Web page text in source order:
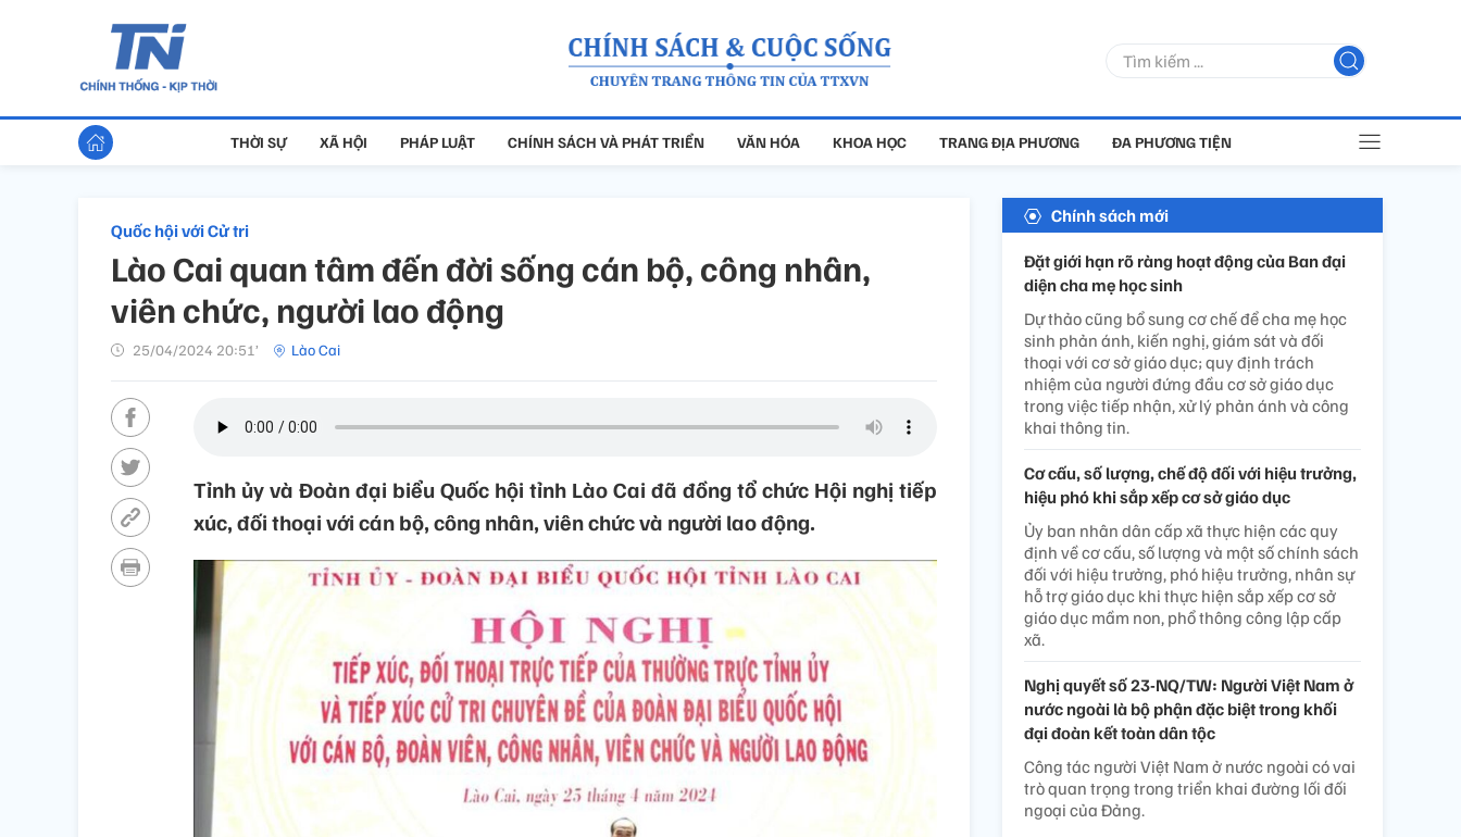
THỜI SỰ XÃ HỘI PHÁP LUẬT CHÍNH SÁCH VÀ PHÁT TRIỂN VĂN HÓA KHOA HỌC TRANG ĐỊA PHƯƠNG ĐA PHƯƠNG TIỆN
Quốc hội với Cử tri
Lào Cai quan tâm đến đời sống cán bộ, công nhân,
viên chức, người lao động
25/04/2024 20:51’ Lào Cai
Tỉnh ủy và Đoàn đại biểu Quốc hội tỉnh Lào Cai đã đồng tổ chức Hội nghị tiếp
xúc, đối thoại với cán bộ, công nhân, viên chức và người lao động.
Chính sách mới
Đặt giới hạn rõ ràng hoạt động của Ban đại
diện cha mẹ học sinh
Dự thảo cũng bổ sung cơ chế để cha mẹ học
sinh phản ánh, kiến nghị, giám sát và đối
thoại với cơ sở giáo dục; quy định trách
nhiệm của người đứng đầu cơ sở giáo dục
trong việc tiếp nhận, xử lý phản ánh và công
khai thông tin.
Cơ cấu, số lượng, chế độ đối với hiệu trưởng,
hiệu phó khi sắp xếp cơ sở giáo dục
Ủy ban nhân dân cấp xã thực hiện các quy
định về cơ cấu, số lượng và một số chính sách
đối với hiệu trưởng, phó hiệu trưởng, nhân sự
hỗ trợ giáo dục khi thực hiện sắp xếp cơ sở
giáo dục mầm non, phổ thông công lập cấp
xã.
Nghị quyết số 23-NQ/TW: Người Việt Nam ở
nước ngoài là bộ phận đặc biệt trong khối
đại đoàn kết toàn dân tộc
Công tác người Việt Nam ở nước ngoài có vai
trò quan trọng trong triển khai đường lối đối
ngoại của Đảng.